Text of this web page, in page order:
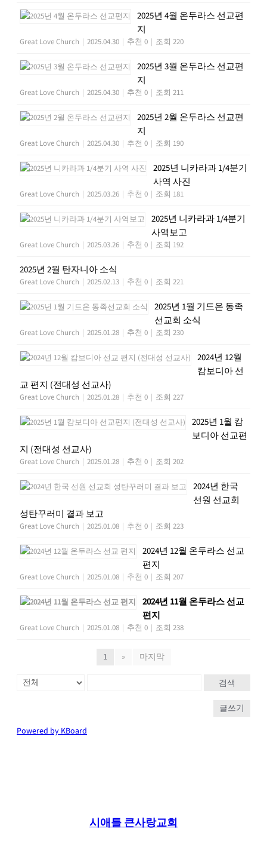
2025년 4월 온두라스 선교편
지
Great Love Church | 2025.04.30 | 추천 0 | 조회 220
2025년 3월 온두라스 선교편
지
Great Love Church | 2025.04.30 | 추천 0 | 조회 211
2025년 2월 온두라스 선교편
지
Great Love Church | 2025.04.30 | 추천 0 | 조회 190
2025년 니카라과 1/4분기
사역 사진
Great Love Church | 2025.03.26 | 추천 0 | 조회 181
2025년 니카라과 1/4분기
사역보고
Great Love Church | 2025.03.26 | 추천 0 | 조회 192
2025년 2월 탄자니아 소식
Great Love Church | 2025.02.13 | 추천 0 | 조회 221
2025년 1월 기드온 동족
선교회 소식
Great Love Church | 2025.01.28 | 추천 0 | 조회 230
2024년 12월
캄보디아 선
교 편지 (전대성 선교사)
Great Love Church | 2025.01.28 | 추천 0 | 조회 227
2025년 1월 캄
보디아 선교편
지 (전대성 선교사)
Great Love Church | 2025.01.28 | 추천 0 | 조회 202
2024년 한국
선원 선교회
성탄꾸러미 결과 보고
Great Love Church | 2025.01.08 | 추천 0 | 조회 223
2024년 12월 온두라스 선교
편지
Great Love Church | 2025.01.08 | 추천 0 | 조회 207
2024년 11월 온두라스 선교
편지
Great Love Church | 2025.01.08 | 추천 0 | 조회 238
1 » 마지막
검색
글쓰기
Powered by KBoard
시애틀 큰사랑교회